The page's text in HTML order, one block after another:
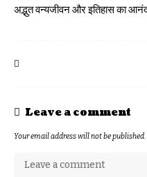
अद्भुत वन्यजीवन और इतिहास का
Leave a comment
Your email address will not be published.